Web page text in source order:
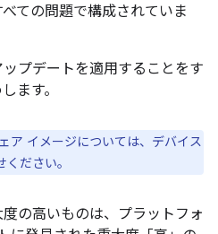
ての問題で構成されていま
プデートを適用することをす
ます。
ア イメージについては、デバイス
ださい。
の高いものは、プラットフォ